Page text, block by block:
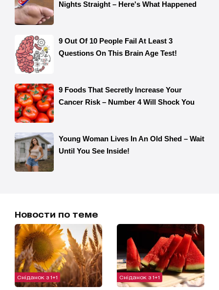
Новости по теме
Сніданок з 1+1 Сніданок з 1+1